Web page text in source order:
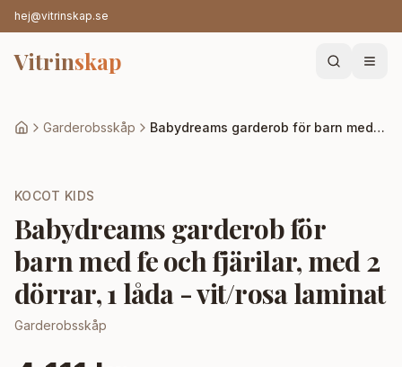
hej@vitrinskap.se
Vitrinskap
Garderobsskåp Babydreams garderob för barn med fe och fjärilar, med 2 dörrar, 1 låda - vit/rosa laminat
KOCOT KIDS
Babydreams garderob för
barn med fe och fjärilar, med 2
dörrar, 1 låda - vit/rosa laminat
Garderobsskåp